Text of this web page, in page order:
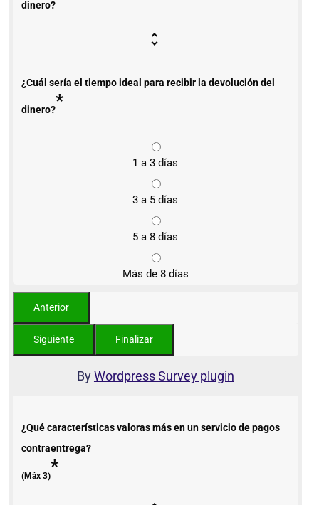
dinero?
¿Cuál sería el tiempo ideal para recibir la devolución del
dinero?*
1 a 3 días
3 a 5 días
5 a 8 días
Más de 8 días
ByWordpress Survey plugin
¿Qué características valoras más en un servicio de pagos
contraentrega?
(Máx 3)*